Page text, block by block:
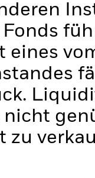
eines
nicht
zu